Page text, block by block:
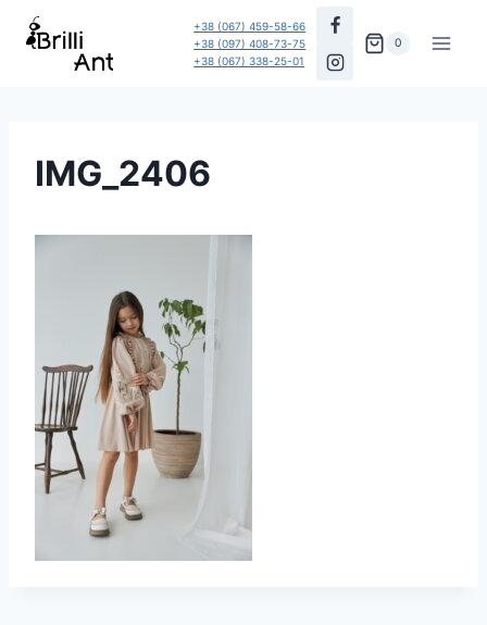
Перейти
+38 (067) 459-58-66
+38 (097) 408-73-75
+38 (067) 338-25-01
0
IMG_2406